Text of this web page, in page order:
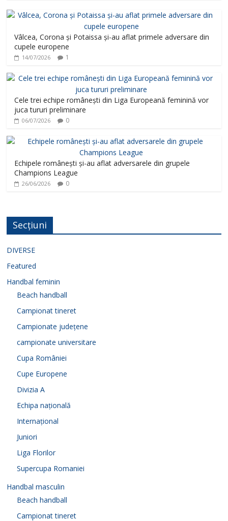
Vâlcea, Corona și Potaissa și-au aflat primele adversare din
cupele europene
14/07/2026 1
Cele trei echipe românești din Liga Europeană feminină vor
juca tururi preliminare
06/07/2026 0
Echipele românești și-au aflat adversarele din grupele
Champions League
26/06/2026 0
Secțiuni
DIVERSE
Featured
Handbal feminin
Beach handball
Campionat tineret
Campionate județene
campionate universitare
Cupa României
Cupe Europene
Divizia A
Echipa națională
Internațional
Juniori
Liga Florilor
Supercupa Romaniei
Handbal masculin
Beach handball
Campionat tineret